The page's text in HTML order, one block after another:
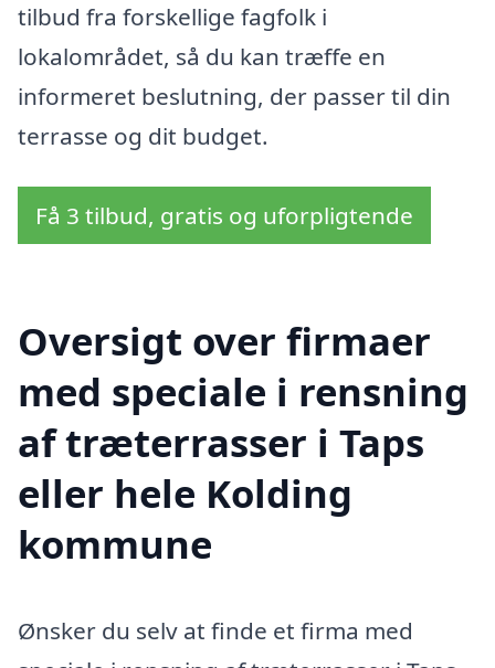
tilbud fra forskellige fagfolk i
lokalområdet, så du kan træffe en
informeret beslutning, der passer til din
terrasse og dit budget.
Få 3 tilbud, gratis og uforpligtende
Oversigt over firmaer
med speciale i rensning
af træterrasser i Taps
eller hele Kolding
kommune
Ønsker du selv at finde et firma med